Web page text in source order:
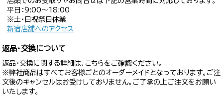
平日：9:00〜18:00
※土・日祝祭日休業
新宿店舗へのアクセス
返品・交換について
返品・交換に関する詳細は、こちらをご確認ください。
※弊社商品はすべてお客様ごとのオーダーメイドとなっております。ご注
文後のキャンセルはお受けしておりません。ご了承の上ご注文をお願い
いたします。